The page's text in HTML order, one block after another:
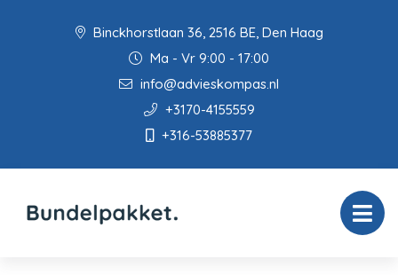
Binckhorstlaan 36, 2516 BE, Den Haag
Ma - Vr 9:00 - 17:00
info@advieskompas.nl
+3170-4155559
+316-53885377